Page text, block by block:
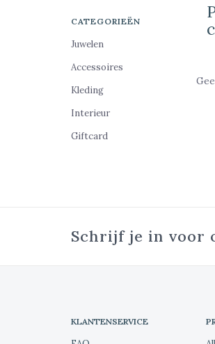
CATEGORIEËN
Juwelen
Accessoires
Kleding
Interieur
Giftcard
Schrijf je in voor
KLANTENSERVICE